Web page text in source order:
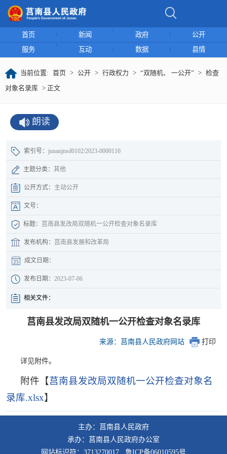
首页 新闻 政府
公开
服务
互动 数据 县情
当前位置: 首页 > 公开 > 行政权力 > “双随机、 一公开” > 检查
对象名录库 > 正文
朗读
索引号： junanjnsd0102/2023-0000116
主题分类： 其他
公开方式： 主动公开
文号：
标题： 莒南县发改局双随机一公开检查对象名录库
发布机构： 莒南县发展和改革局
成文日期：
发布日期： 2023-07-06
相关文件：
莒南县发改局双随机一公开检查对象名录库
来源：莒南县人民政府网站 打印
详见附件。
附件【莒南县发改局双随机一公开检查对象名
录库.xlsx】
主办：莒南县人民政府
承办：莒南县人民政府办公室
网站标识符：3713270017 鲁ICP备06010595号